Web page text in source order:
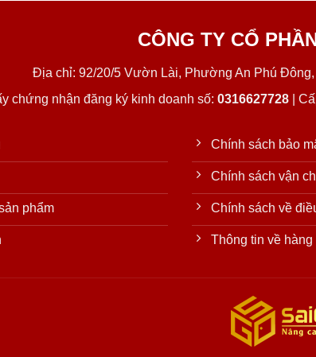
CÔNG TY CỔ
Địa chỉ: 92/20/5 Vườn Lài, Phường An Phú
chứng nhận đăng ký kinh doanh số: 0316627728|
phẩm
Chính sách bảo
Chính sách vận
Chính sách về
Thông tin về hàng